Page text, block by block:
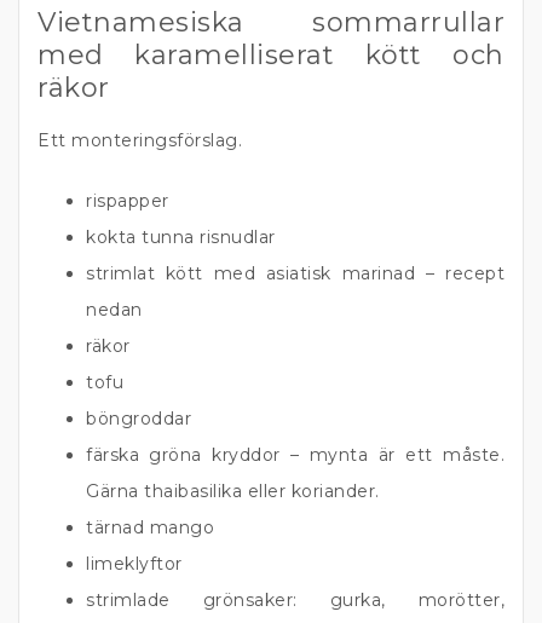
Vietnamesiska sommarrullar
med karamelliserat kött och
räkor
Ett monteringsförslag.
rispapper
kokta tunna risnudlar
strimlat kött med asiatisk marinad – recept
nedan
räkor
tofu
böngroddar
färska gröna kryddor – mynta är ett måste.
Gärna thaibasilika eller koriander.
tärnad mango
limeklyftor
strimlade grönsaker: gurka, morötter,